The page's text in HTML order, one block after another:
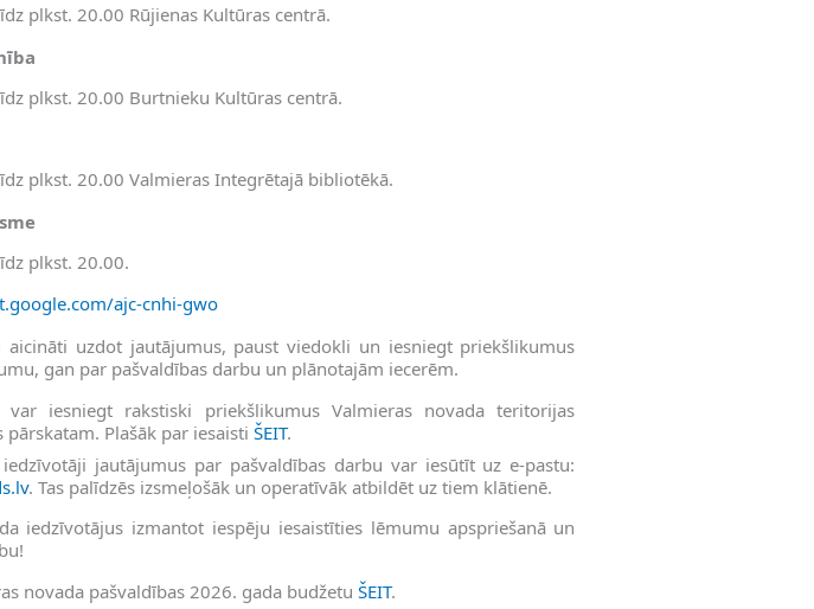
plkst. 20.00 Rūjienas Kultūras centrā.
plkst. 20.00 Burtnieku Kultūras centrā.
plkst. 20.00 Valmieras Integrētajā bibliotēkā.
plkst. 20.00.
ajc-cnhi-gwo
aicināti uzdot jautājumus, paust viedokli un iesniegt priekšlikumus
gan par pašvaldības darbu un plānotajām iecerēm.
var iesniegt rakstiski priekšlikumus Valmieras novada teritorijas
pārskatam. Plašāk par iesaistiŠEIT.
iedzīvotāji jautājumus par pašvaldības darbu var iesūtīt uz e-pastu:
. Tas palīdzēs izsmeļošāk un operatīvāk atbildēt uz tiem klātienē.
iedzīvotājus izmantot iespēju iesaistīties lēmumu apspriešanā un
novada pašvaldības 2026. gada budžetuŠEIT.